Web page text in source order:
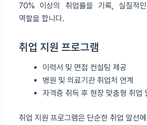
70% 이상의 취업률을 기록, 실질적
역할을 합니다.
취업 지원 프로그램
이력서 및 면접 컨설팅 제공
병원 및 의료기관 취업처 연계
자격증 취득 후 현장 맞춤형 취업
취업 지원 프로그램은 단순한 취업 알선